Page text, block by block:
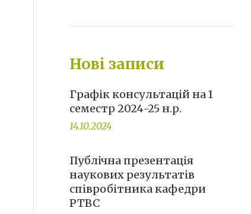
Нові записи
Графік консультацій на 1
семестр 2024-25 н.р.
14.10.2024
Публічна презентація
наукових результатів
співробітника кафедри
РТВС